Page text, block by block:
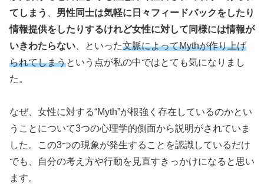
てしまう
男性同士は気軽に日々フィードバックをしたり
情報提供をしたりするけれど女性に対して同様には情報が
いきわたらない 、といった文脈によってMythが作り上げ
られてしまうという点が私の中ではとても気になりまし
た。
なぜ、女性に対する“Myth”が根強く存在しているのかとい
うことについて3つの心理学的側面から説明がされていま
した。この3つの現象が発生することを認識しているだけ
でも、自分の考え方や行動を見直すきっかけになると思い
ます。